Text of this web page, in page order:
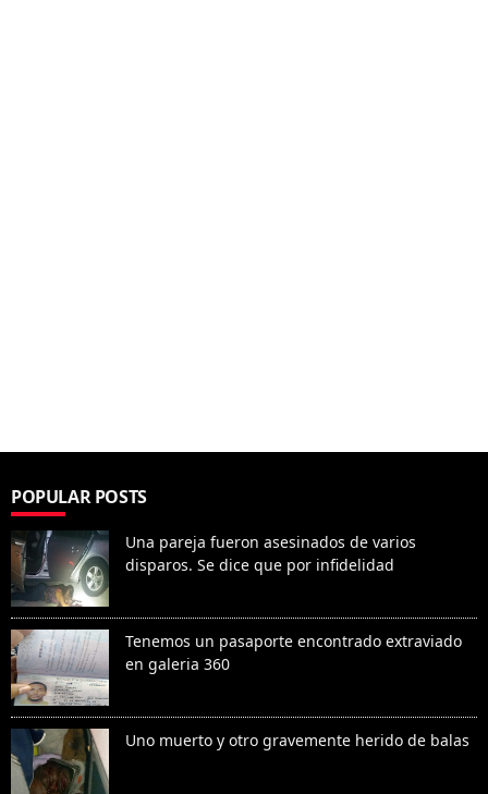
POPULAR POSTS
Una pareja fueron asesinados de varios
disparos. Se dice que por infidelidad
Tenemos un pasaporte encontrado extraviado
en galeria 360
Uno muerto y otro gravemente herido de balas